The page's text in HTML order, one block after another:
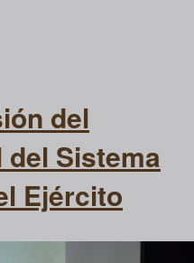
del
Sistema
Ejército